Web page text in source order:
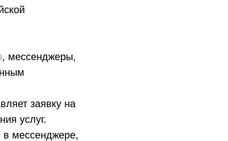
, мессенджеры,
заявку на
услуг.
в мессенджере,